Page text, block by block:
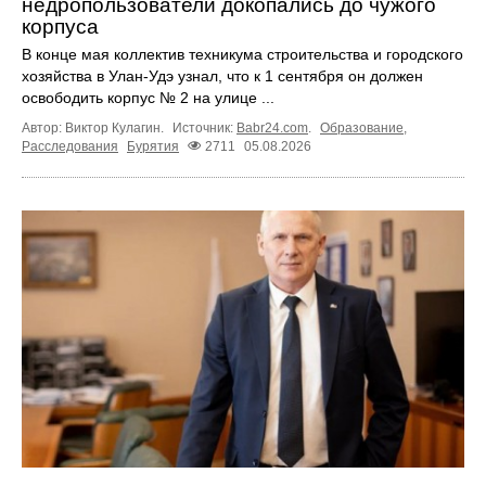
недропользователи докопались до чужого
корпуса
В конце мая коллектив техникума строительства и городского
хозяйства в Улан-Удэ узнал, что к 1 сентября он должен
освободить корпус № 2 на улице ...
Автор: Виктор Кулагин. Источник: Babr24.com. Образование,
Расследования
Бурятия 2711 05.08.2026